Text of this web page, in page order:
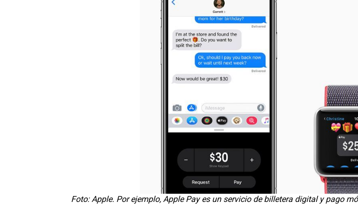
Foto: Apple. Por ejemplo, Apple Pay es un servicio de billetera digital y pago